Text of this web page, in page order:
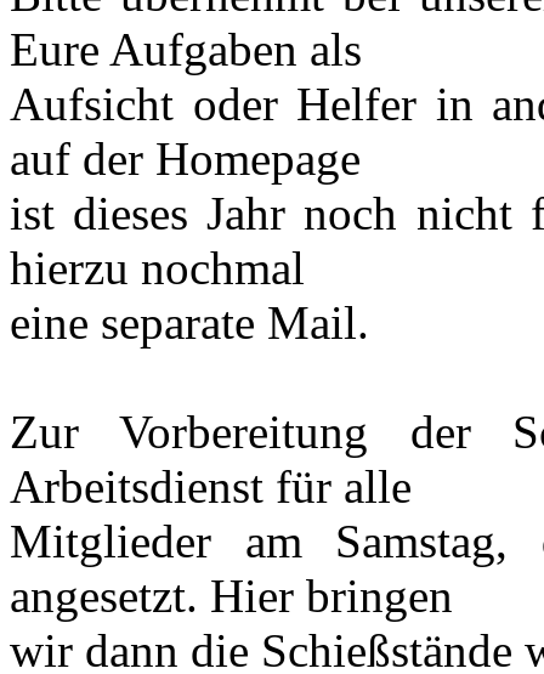
Eure Aufgaben als
Aufsicht oder Helfer in
auf der Homepage
ist dieses Jahr noch nicht
hierzu nochmal
eine separate Mail.
Zur Vorbereitung der
Arbeitsdienst für alle
Mitglieder am
angesetzt. Hier bringen
wir dann die Schießstände